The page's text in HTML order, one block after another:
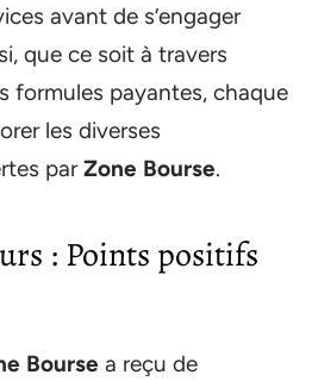
avant de s’engager
que ce soit à travers
formules payantes, chaque
les diverses
parZone Bourse.
: Points positifs
Bourse a reçu de